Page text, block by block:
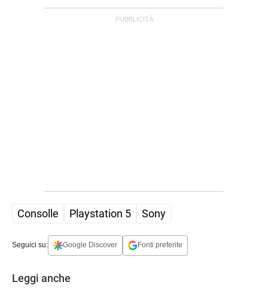
Consolle Playstation 5 Sony
Seguici su: Google Discover Fonti preferite
Leggi anche